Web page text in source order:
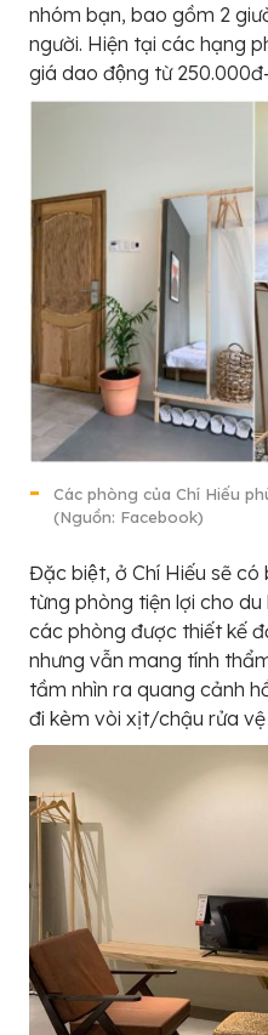
nhóm bạn, bao gồm 2
người. Hiện tại các hạng
giá dao động từ
Các phòng của Chí Hiếu
(Nguồn: Facebook)
Đặc biệt, ở Chí Hiếu sẽ
từng phòng tiện lợi cho
các phòng được thiết kế
nhưng vẫn mang tính
tầm nhìn ra quang cảnh
đi kèm vòi xịt/chậu rửa vệ